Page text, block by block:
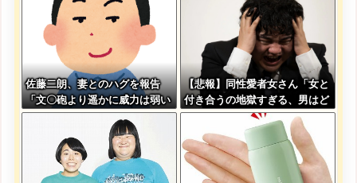
佐藤二朗、妻とのハグを報告
「文〇砲より遥かに威力は弱い
が、僕のノロケ砲をお見舞いす
【悲報】同性愛者女さん「女と
付き合うの地獄すぎる、男はど
うやって耐えてんの？」←コレ
は同意せざるおえないと話題に